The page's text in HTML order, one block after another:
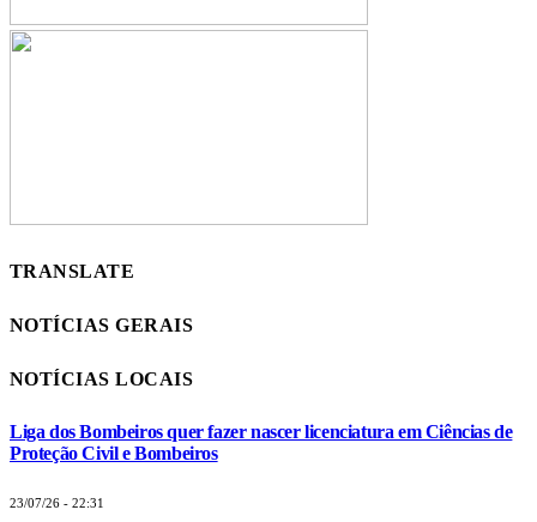
TRANSLATE
NOTÍCIAS GERAIS
NOTÍCIAS LOCAIS
Liga dos Bombeiros quer fazer nascer licenciatura em Ciências de
Proteção Civil e Bombeiros
23/07/26 - 22:31